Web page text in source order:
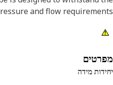
pressure and flow
מידה